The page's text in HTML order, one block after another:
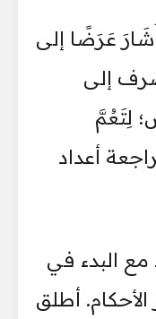
عَرَضًا إلى
إلى
لِتَعُمَّ
أعداد
البدء في
أطلق